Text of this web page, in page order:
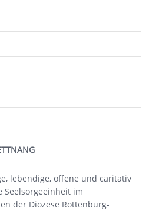
lebendige, offene und caritativ
Seelsorgeeinheit im
der Diözese Rottenburg-